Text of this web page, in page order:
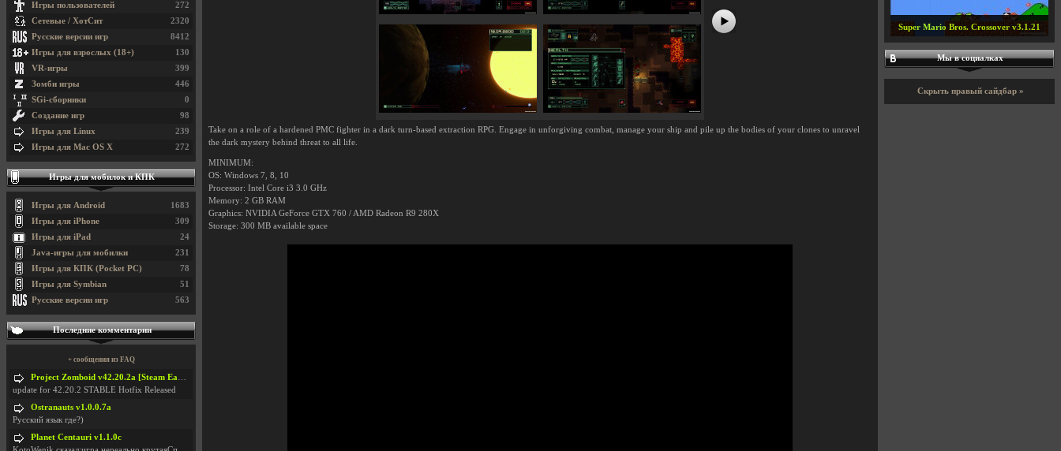
Take on a role of a hardened PMC fighter in a dark turn-based extraction RPG. Engage in unforgiving combat, manage your ship and pile up the bodies of your clones to unravel
the dark mystery behind threat to all life.
MINIMUM:
OS: Windows 7, 8, 10
Processor: Intel Core i3 3.0 GHz
Memory: 2 GB RAM
Graphics: NVIDIA GeForce GTX 760 / AMD Radeon R9 280X
Storage: 300 MB available space
272
Игры пользователей
2320
Сетевые / ХотСит
8412
Русские версии игр
130
Игры для взрослых (18+)
399
VR-игры
446
Зомби игры
0
SGi-сборники
98
Создание игр
239
Игры для Linux
272
Игры для Mac OS X
Игры для мобилок и КПК
1683
Игры для Android
309
Игры для iPhone
24
Игры для iPad
231
Java-игры для мобилки
78
Игры для КПК (Pocket PC)
51
Игры для Symbian
563
Русские версии игр
Последние комментарии
+ сообщения из FAQ
Project Zomboid v42.20.2a [Steam Early Access]
update for 42.20.2 STABLE Hotfix Released
Ostranauts v1.0.0.7a
Русский язык где?)
Planet Centauri v1.1.0c
Super Mario Bros. Crossover v3.1.21
Мы в социалках
Скрыть правый сайдбар »